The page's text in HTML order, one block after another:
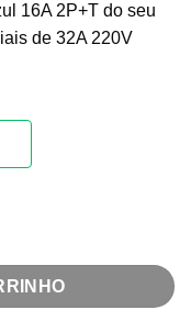
16A 2P+T do seu
de 32A 220V
PLUGUE 32A ​2p+t 220v